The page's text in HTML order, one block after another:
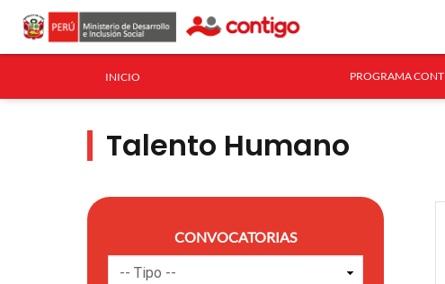
INICIO PROGRAMA
Talento Humano
CONVOCATORIAS